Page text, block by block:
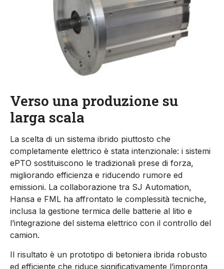
Verso una produzione su
larga scala
La scelta di un sistema ibrido piuttosto che
completamente elettrico è stata intenzionale: i sistemi
ePTO sostituiscono le tradizionali prese di forza,
migliorando efficienza e riducendo rumore ed
emissioni. La collaborazione tra SJ Automation,
Hansa e FML ha affrontato le complessità tecniche,
inclusa la gestione termica delle batterie al litio e
l’integrazione del sistema elettrico con il controllo del
camion.
Il risultato è un prototipo di betoniera ibrida robusto
ed efficiente che riduce significativamente l’impronta